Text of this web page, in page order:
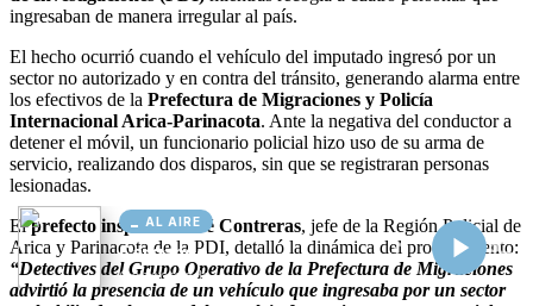
AL AIRE
Cargando...
Conectando...